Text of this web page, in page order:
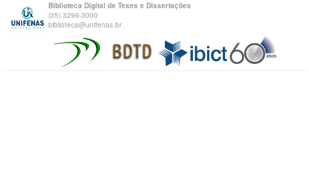
Biblioteca Digital de Teses e Dissertações
(35) 3299-3000
biblioteca@unifenas.br